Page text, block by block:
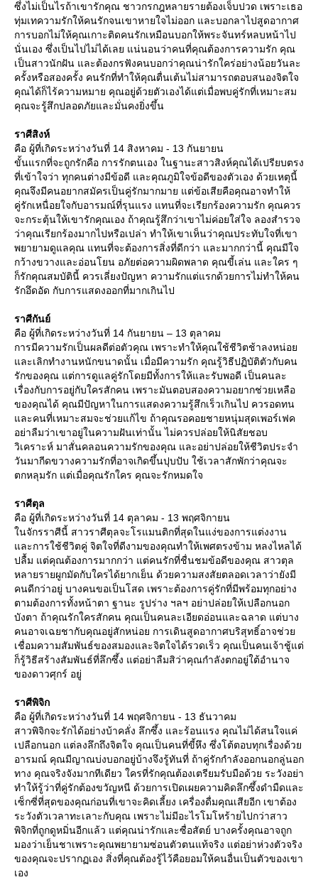
ซึ่งไม่เป็นไรถ้าเขารักคุณ ชาวกรกฎหลายรายต้องเจ็บปวด เพราะเธอ
ทุ่มเทความรักให้คนรักจนเขาหายใจไม่ออก และบอกลาไปสูดอากาศ
การบอกไม่ให้คุณเกาะติดคนรักเหมือนบอกให้พระจันทร์หลบหน้าไป
นั่นเอง ซึ่งเป็นไปไม่ได้เลย แน่นอนว่าคนที่คุณต้องการความรัก คุณ
เป็นสาวนักฝัน และต้องกรฟังคนบอกว่าคุณน่ารักใคร่อย่างน้อยวันละ
ครั้งหรือสองครั้ง คนรักที่ทำให้คุณตื่นเต้นไม่สามารถตอบสนองจิตใจ
คุณได้ก็ไร้ความหมาย คุณอยู่ด้วยตัวเองได้แต่เมื่อพบคู่รักที่เหมาะสม
คุณจะรู้สึกปลอดภัยและมั่นคงยิ่งขึ้น
ราศีสิงห์
คือ ผู้ที่เกิดระหว่างวันที่ 14 สิงหาคม - 13 กันยายน
ขั้นแรกที่จะถูกรักคือ การรักตนเอง ในฐานะสาวสิงห์คุณได้เปรียบตรง
ที่เข้าใจว่า ทุกคนต่างมีข้อดี และคุณภูมิใจข้อดีของตัวเอง ด้วยเหตุนี้
คุณจึงมีคนอยากสมัครเป็นคู่รักมากมาย แต่ข้อเสียคือคุณอาจทำให้
คู่รักเหนื่อยใจกับอารมณ์ที่รุนแรง แทนที่จะเรียกร้องความรัก คุณควร
จะกระตุ้นให้เขารักคุณเอง ถ้าคุณรู้สึกว่าเขาไม่ค่อยใส่ใจ ลองสำรวจ
ว่าคุณเรียกร้องมากไปหรือเปล่า ทำให้เขาเห็นว่าคุณประทับใจที่เขา
พยายามดูแลคุณ แทนที่จะต้องการสิ่งที่ดีกว่า และมากกว่านี้ คุณมีใจ
กว้างขวางและอ่อนโยน อภัยต่อความผิดพลาด คุณขี้เล่น และใคร ๆ
ก็รักคุณสมบัตินี้ ควรเลี่ยงปัญหา ความรักแต่แรกด้วยการไม่ทำให้คน
รักอึดอัด กับการแสดงออกที่มากเกินไป
ราศีกันย์
คือ ผู้ที่เกิดระหว่างวันที่ 14 กันยายน – 13 ตุลาคม
การมีความรักเป็นผลดีต่อตัวคุณ เพราะทำให้คุณใช้ชีวิตช้าลงหน่อ
ละเลิกทำงานหนักขนาดนั้น เมื่อมีความรัก คุณรู้วิธีปฏิบัติตัวกับคน
รักของคุณ แต่การดูแลคู่รักโดยมีทั้งการให้และรับพอดี เป็นคนละ
เรื่องกับการอยู่กับใครสักคน เพราะมันตอบสองความอยากช่วยเหลือ
ของคุณได้ คุณมีปัญหาในการแสดงความรู้สึกเร็วเกินไป ควรอดทน
ละคนที่เหมาะสมจะช่วยแก้ไข ถ้าคุณรอคอยชายหนุ่มสุดเพอร์เฟค
อย่าลืมว่าเขาอยู่ในความฝันเท่านั้น ไม่ควรปล่อยให้นิสัยชอบ
วิเคราะห์ มาสั่นคลอนความรักของคุณ และอย่าปล่อยให้ชีวิตประจำ
วันมากีดขวางความรักที่อาจเกิดขึ้นปุบปับ ใช้เวลาสักพักว่าคุณจะ
ตกหลุมรัก แต่เมื่อคุณรักใคร คุณจะรักหมดใจ
ราศีตุล
คือ ผู้ที่เกิดระหว่างวันที่ 14 ตุลาคม - 13 พฤศจิกายน
นจักรราศีนี้ สาวราศีตุลจะโรแมนติกที่สุดในแง่ของการแต่งงาน
ละการใช้ชีวิตคู่ จิตใจที่ดีงามของคุณทำให้เพศตรงข้าม หลงไหลได้
ปลื้ม แต่คุณต้องการมากกว่า แต่คนรักที่ชื่นชมข้อดีของคุณ สาวตุล
หลายรายผูกมัดกับใครได้ยากเย็น ด้วยความสงสัยตลอดเวลาว่ายังมี
คนดีกว่าอยู่ บางคนขอเป็นโสด เพราะต้องการคู่รักที่มีพร้อมทุกอย่าง
ตามต้องการทั้งหน้าตา ฐานะ รูปร่าง ฯลฯ อย่าปล่อยให้เปลือกนอก
บังตา ถ้าคุณรักใครสักคน คุณเป็นคนละเอียดอ่อนและฉลาด แต่บาง
คนอาจเฉยชากับคุณอยู่สักหน่อย การเดินสูดอากาศบริสุทธิ์อาจช่ว
เชื่อมความสัมพันธ์ของสมองและจิตใจได้รวดเร็ว คุณเป็นคนเจ้าชู้แต่
ก็รู้วิธีสร้างสัมพันธ์ที่ลึกซึ้ง แต่อย่าลืมสิว่าคุณกำลังตกอยู่ใต้อำนาจ
ของดาวศุกร์ อยู่
ราศีพิจิก
คือ ผู้ที่เกิดระหว่างวันที่ 14 พฤศจิกายน - 13 ธันวาคม
สาวพิจิกจะรักได้อย่างบ้าคลั่ง ลึกซึ้ง และร้อนแรง คุณไม่ได้สนใจแค่
เปลือกนอก แต่ลงลึกถึงจิตใจ คุณเป็นคนที่ขี้หึง ซึ่งโต้ตอบทุกเรื่องด้ว
อารมณ์ คุณมีญาณบ่งบอกอยู่บ้างจึงรู้ทันที่ ถ้าคู่รักกำลังออกนอกลู่นอก
ทาง คุณจริงจังมากทีเดียว ใครที่รักคุณต้องเตรียมรับมือด้วย ระวังอย่า
ทำให้รู้ว่าที่คู่รักต้องขวัญหนี ด้วยการเปิดเผยความคิดลึกซึ้งดำมืดและ
เซ็กซี่ที่สุดของคุณก่อนที่เขาจะคิดเลี้ยง เครื่องดื่มคุณเสียอีก เขาต้อง
ระวังตัวเวลาทะเลาะกับคุณ เพราะไม่มีอะไรโมโหร้ายไปกว่าสาว
พิจิกที่ถูกดูหมิ่นอีกแล้ว แต่คุณน่ารักและซื่อสัตย์ บางครั้งคุณอาจถูก
มองว่าเย็นชาเพราะคุณพยายามซ่อนตัวตนแท้จริง แต่อย่าห่วงตัวจริง
ของคุณจะปรากฏเอง สิ่งที่คุณต้องรู้ไว้คือยอมให้คนอื่นเป็นตัวของเขา
เอง